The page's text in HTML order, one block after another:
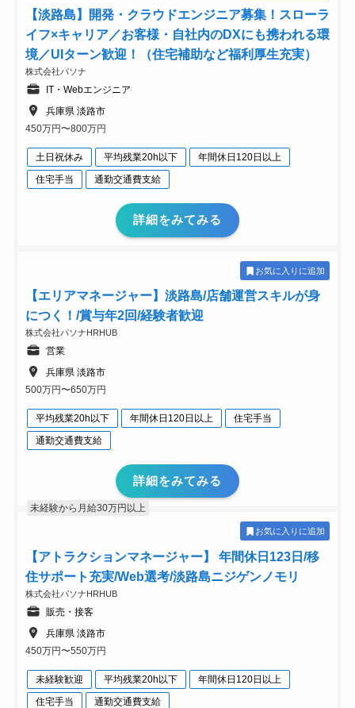
【淡路島】開発・クラウドエンジニア募集！スローラ
イフ×キャリア／お客様・自社内のDXにも携われる環
境／UIターン歓迎！（住宅補助など福利厚生充実）
株式会社パソナ
IT・Webエンジニア
兵庫県 淡路市
450万円〜800万円
土日祝休み 平均残業20h以下
年間休日120日以上
住宅手当
通勤交通費支給
詳細をみてみる
お気に入りに追加
【エリアマネージャー】淡路島/店舗運営スキルが身
につく！/賞与年2回/経験者歓迎
株式会社パソナHRHUB
営業
兵庫県 淡路市
500万円〜650万円
平均残業20h以下 年間休日120日以上
住宅手当
通勤交通費支給
詳細をみてみる
未経験から月給30万円以上
お気に入りに追加
【アトラクションマネージャー】 年間休日123日/移
住サポート充実/Web選考/淡路島ニジゲンノモリ
株式会社パソナHRHUB
販売・接客
兵庫県 淡路市
450万円〜550万円
未経験歓迎 平均残業20h以下
年間休日120日以上
住宅手当
通勤交通費支給